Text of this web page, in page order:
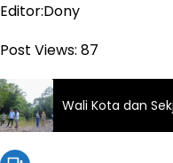
Editor:Dony
Post Views: 87
Wali Kota dan